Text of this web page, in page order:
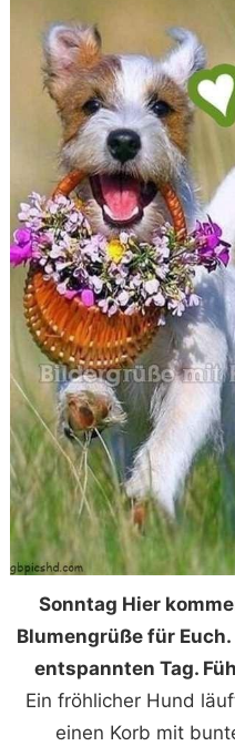
Sonntag Hier
Blumengrüße für
entspannten Tag.
Ein fröhlicher Hund
einen Korb mit